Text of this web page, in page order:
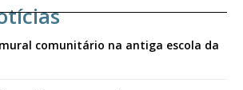
comunitário na antiga escola da